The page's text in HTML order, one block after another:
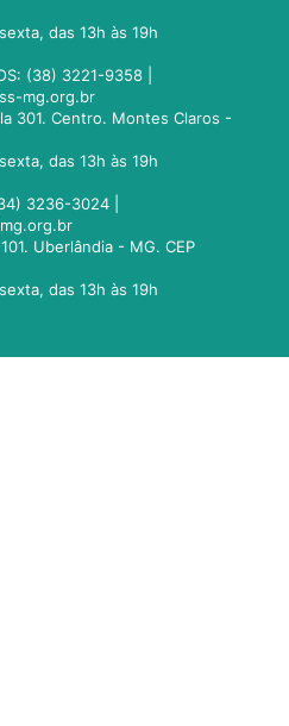
das 13h às 19h
(38) 3221-9358 |
mg.org.br
301. Centro. Montes Claros -
das 13h às 19h
3236-3024 |
Uberlândia - MG. CEP
das 13h às 19h